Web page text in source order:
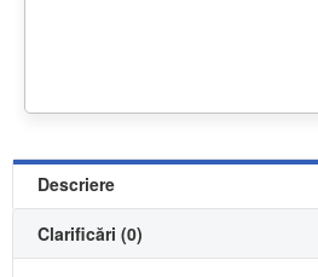
Descriere
Clarificări (0)